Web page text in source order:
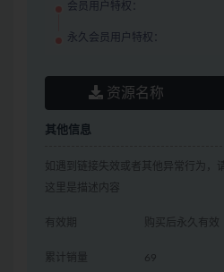
会员用户特权：
永久会员用户特权：
资源名称
其他信息
如遇到链接失效或者其他异常行为，
这里是描述内容
有效期 购买后永久有效
累计销量 69